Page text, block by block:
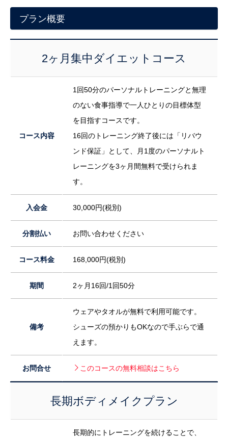
プラン概要
2ヶ月集中ダイエットコース
コース内容
1回50分のパーソナルトレーニングと無理
のない食事指導で一人ひとりの目標体型
を目指すコースです。
16回のトレーニング終了後には「リバウ
ンド保証」として、月1度のパーソナルト
レーニングを3ヶ月間無料で受けられま
す。
入会金 30,000円(税別)
分割払い お問い合わせください
コース料金 168,000円(税別)
期間 2ヶ月16回/1回50分
備考
ウェアやタオルが無料で利用可能です。
シューズの預かりもOKなので手ぶらで通
えます。
お問合せ このコースの無料相談はこちら
長期ボディメイクプラン
長期的にトレーニングを続けることで、